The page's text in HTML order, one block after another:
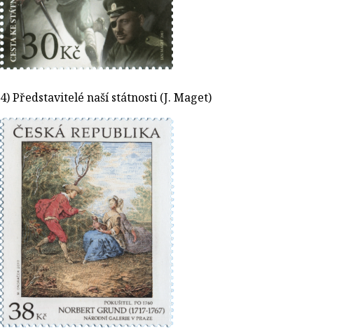
4) Představitelé naší státnosti (J. Maget)